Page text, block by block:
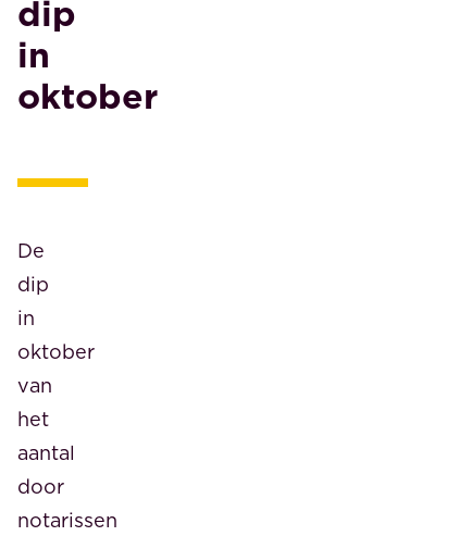
dip
in
oktober
De
dip
in
oktober
van
het
aantal
door
notarissen